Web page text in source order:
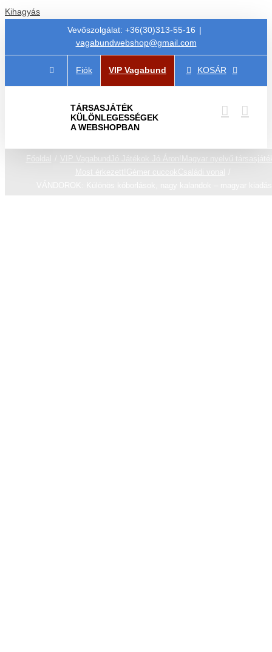
Kihagyás
Vevőszolgálat: +36(30)313-55-16 |
vagabundwebshop@gmail.com
Fiók VIP Vagabund KOSÁR
TÁRSASJÁTÉK
KÜLÖNLEGESSÉGEK
A WEBSHOPBAN
Főoldal VIP Vagabund Jó Játékok Jó Áron!
Magyar nyelvű